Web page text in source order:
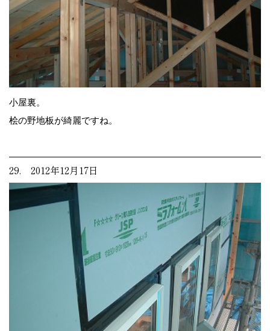
小屋裏。
桧の野地板が綺麗ですね。
29. 2012年12月17日